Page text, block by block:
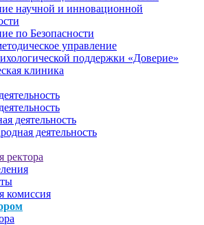
научной и инновационной
по Безопасности
управление
поддержки «Доверие»
клиника
деятельность
деятельность
ректора
комиссия